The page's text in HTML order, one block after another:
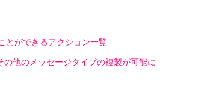
とができるアクション一覧
他のメッセージタイプの複製が可能に